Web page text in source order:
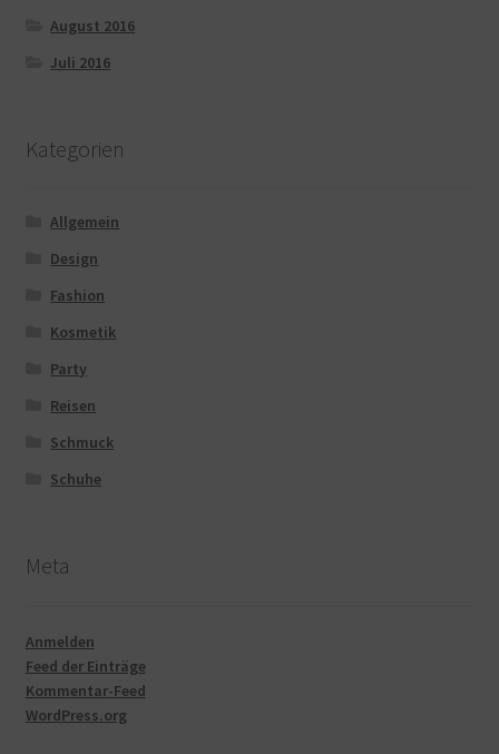
August 2016
Juli 2016
Kategorien
Allgemein
Design
Fashion
Kosmetik
Party
Reisen
Schmuck
Schuhe
Meta
Anmelden
Feed der Einträge
Kommentar-Feed
WordPress.org